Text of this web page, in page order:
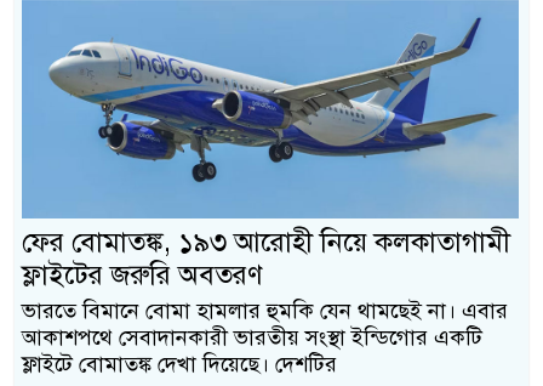
ফের বোমাতঙ্ক, ১৯৩ আরোহী নিয়ে কলকাতাগামী
ফ্লাইটের জরুরি অবতরণ
ভারতে বিমানে বোমা হামলার হুমকি যেন থামছেই না। এবার
আকাশপথে সেবাদানকারী ভারতীয় সংস্থা ইন্ডিগোর একটি
ফ্লাইটে বোমাতঙ্ক দেখা দিয়েছে। দেশটির